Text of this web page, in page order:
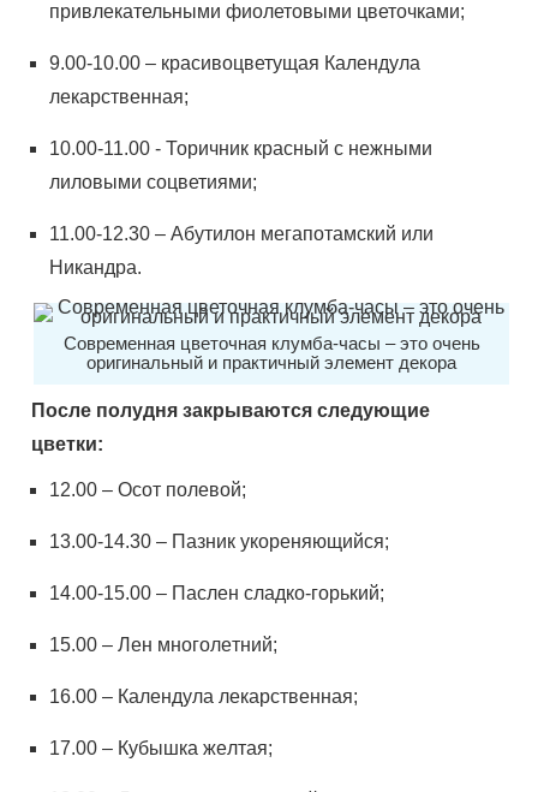
привлекательными фиолетовыми цветочками;
9.00-10.00 – красивоцветущая Календула
лекарственная;
10.00-11.00 - Торичник красный с нежными
лиловыми соцветиями;
11.00-12.30 – Абутилон мегапотамский или
Никандра.
Современная цветочная клумба-часы – это очень
оригинальный и практичный элемент декора
После полудня закрываются следующие
цветки:
12.00 – Ocoт пoлевoй;
13.00-14.30 – Пaзник укopeняющийcя;
14.00-15.00 – Пacлeн cлaдкo-гopький;
15.00 – Лeн мнoгoлeтний;
16.00 – Кaлeндулa лeкapcтвeнная;
17.00 – Кубышкa жeлтaя;